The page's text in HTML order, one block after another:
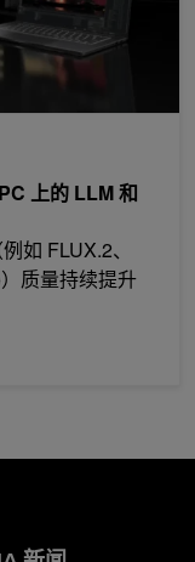
上的 LLM 和
如 FLUX.2、
质量持续提升